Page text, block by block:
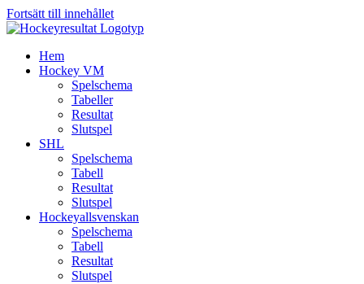
Fortsätt till innehållet
Hem
Hockey VM
Spelschema
Tabeller
Resultat
Slutspel
SHL
Spelschema
Tabell
Resultat
Slutspel
Hockeyallsvenskan
Spelschema
Tabell
Resultat
Slutspel